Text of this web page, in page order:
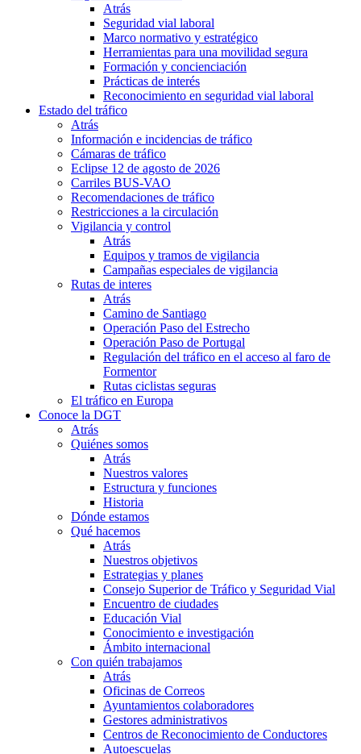
Atrás
Seguridad vial laboral
Marco normativo y estratégico
Herramientas para una movilidad segura
Formación y concienciación
Prácticas de interés
Reconocimiento en seguridad vial laboral
Estado del tráfico
Atrás
Información e incidencias de tráfico
Cámaras de tráfico
Eclipse 12 de agosto de 2026
Carriles BUS-VAO
Recomendaciones de tráfico
Restricciones a la circulación
Vigilancia y control
Atrás
Equipos y tramos de vigilancia
Campañas especiales de vigilancia
Rutas de interes
Atrás
Camino de Santiago
Operación Paso del Estrecho
Operación Paso de Portugal
Regulación del tráfico en el acceso al faro de
Formentor
Rutas ciclistas seguras
El tráfico en Europa
Conoce la DGT
Atrás
Quiénes somos
Atrás
Nuestros valores
Estructura y funciones
Historia
Dónde estamos
Qué hacemos
Atrás
Nuestros objetivos
Estrategias y planes
Consejo Superior de Tráfico y Seguridad Vial
Encuentro de ciudades
Educación Vial
Conocimiento e investigación
Ámbito internacional
Con quién trabajamos
Atrás
Oficinas de Correos
Ayuntamientos colaboradores
Gestores administrativos
Centros de Reconocimiento de Conductores
Autoescuelas